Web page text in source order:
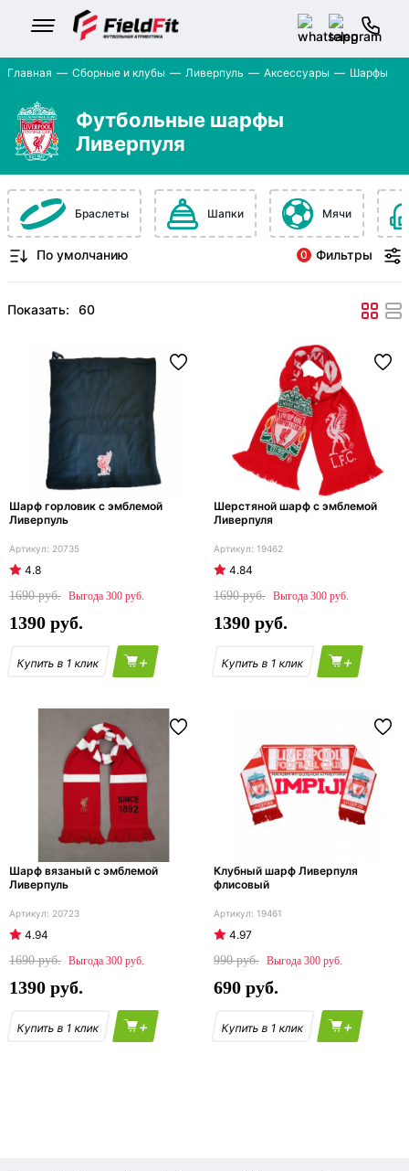
Главная Сборные и клубы Ливерпуль Аксессуары Шарфы
Футбольные шарфы
Ливерпуля
Браслеты Шапки Мячи
0 Фильтры
Показать:
Шарф горловик с эмблемой
Ливерпуль
20735
4.8
1690
300
1390
+
Шерстяной шарф с эмблемой
Ливерпуля
19462
4.84
1690
300
1390
+
Шарф вязаный с эмблемой
Ливерпуль
20723
4.94
1690
300
1390
+
Клубный шарф Ливерпуля
флисовый
19461
4.97
990
300
690
+